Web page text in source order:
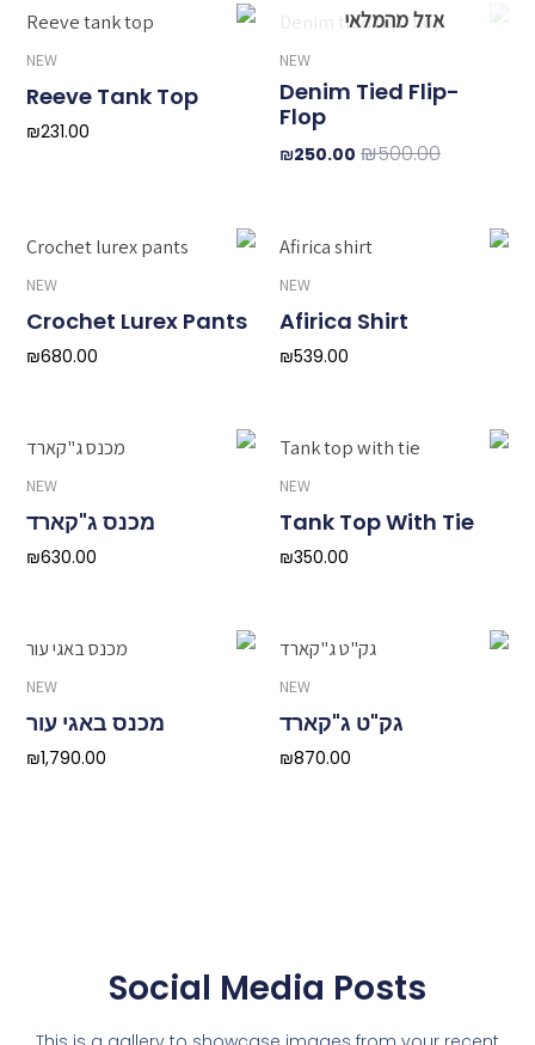
NEW
Denim Tied Flip-
Flop
₪500.00
המחיר
₪500.00.
₪250.00
המחיר
NEW
Reeve Tank Top
₪231.00
NEW
Afirica Shirt
₪539.00
NEW
Crochet Lurex Pants
₪680.00
NEW
Tank Top With Tie
₪350.00
NEW
מכנס ג"קארד
₪630.00
NEW
גק"ט ג"קארד
₪870.00
NEW
מכנס באגי עור
₪1,790.00
Social Media Posts